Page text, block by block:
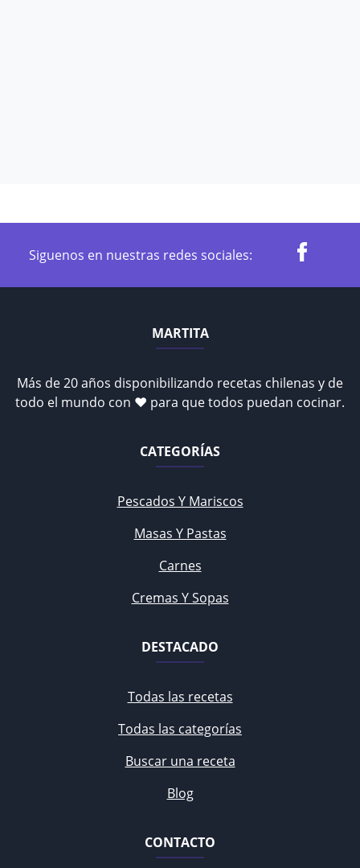
Siguenos en nuestras redes sociales:
MARTITA
Más de 20 años disponibilizando recetas chilenas y de
todo el mundo con ♥ para que todos puedan cocinar.
CATEGORÍAS
Pescados Y Mariscos
Masas Y Pastas
Carnes
Cremas Y Sopas
DESTACADO
Todas las recetas
Todas las categorías
Buscar una receta
Blog
CONTACTO